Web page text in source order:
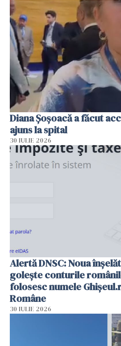
Diana Șoșoacă a făcut
ajuns la spital
30 IULIE 2026
Alertă DNSC: Noua
golește conturile
folosesc numele
Române
30 IULIE 2026